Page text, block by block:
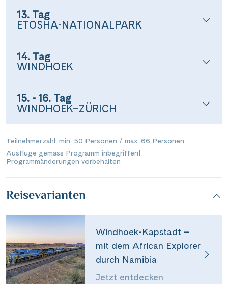
13. Tag
ETOSHA-NATIONALPARK
14. Tag
WINDHOEK
15. - 16. Tag
WINDHOEK–ZÜRICH
Teilnehmerzahl: min. 50 Personen / max. 66 Personen
Ausflüge gemäss Programm inbegriffen
Programmänderungen vorbehalten
Reisevarianten
Windhoek-Kapstadt –
mit dem African Explorer
durch Namibia
Jetzt entdecken